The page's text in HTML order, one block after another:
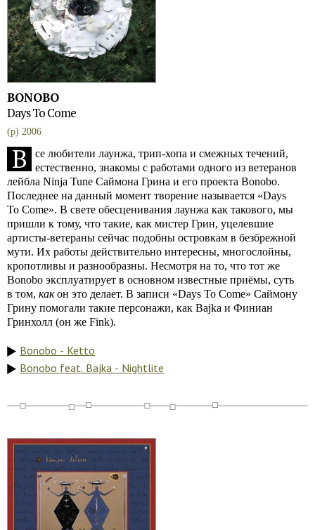
BONOBO
Days To Come
(p) 2006
В
се любители лаунжа, трип-хопа и смежных течений,
естественно, знакомы с работами одного из ветеранов
лейбла Ninja Tune Саймона Грина и его проекта Bonobo.
Последнее на данный момент творение называется «Days
To Come». В свете обесценивания лаунжа как такового, мы
пришли к тому, что такие, как мистер Грин, уцелевшие
артисты-ветераны сейчас подобны островкам в безбрежной
мути. Их работы действительно интересны, многослойны,
кропотливы и разнообразны. Несмотря на то, что тот же
Bonobo эксплуатирует в основном известные приёмы, суть
в том, какон это делает. В записи «Days To Come» Саймону
Грину помогали такие персонажи, как Bajka и Финиан
Гринхолл (он же Fink).
Bonobo - Ketto
Bonobo feat. Bajka - Nightlite